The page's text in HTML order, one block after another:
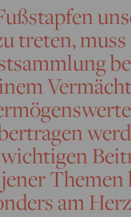
treten,
Themen
am